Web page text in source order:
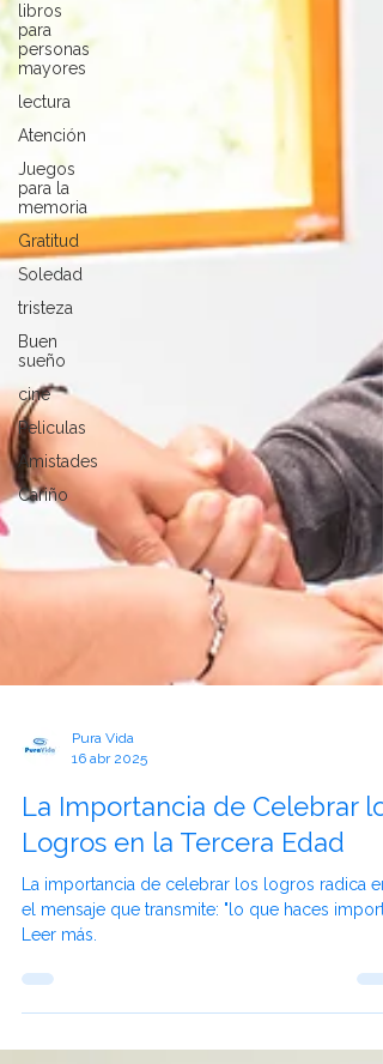
libros
para
personas
mayores
lectura
Atención
Juegos
para la
memoria
Gratitud
Soledad
tristeza
Buen
sueño
cine
Peliculas
Amistades
Cariño
16 abr 2025